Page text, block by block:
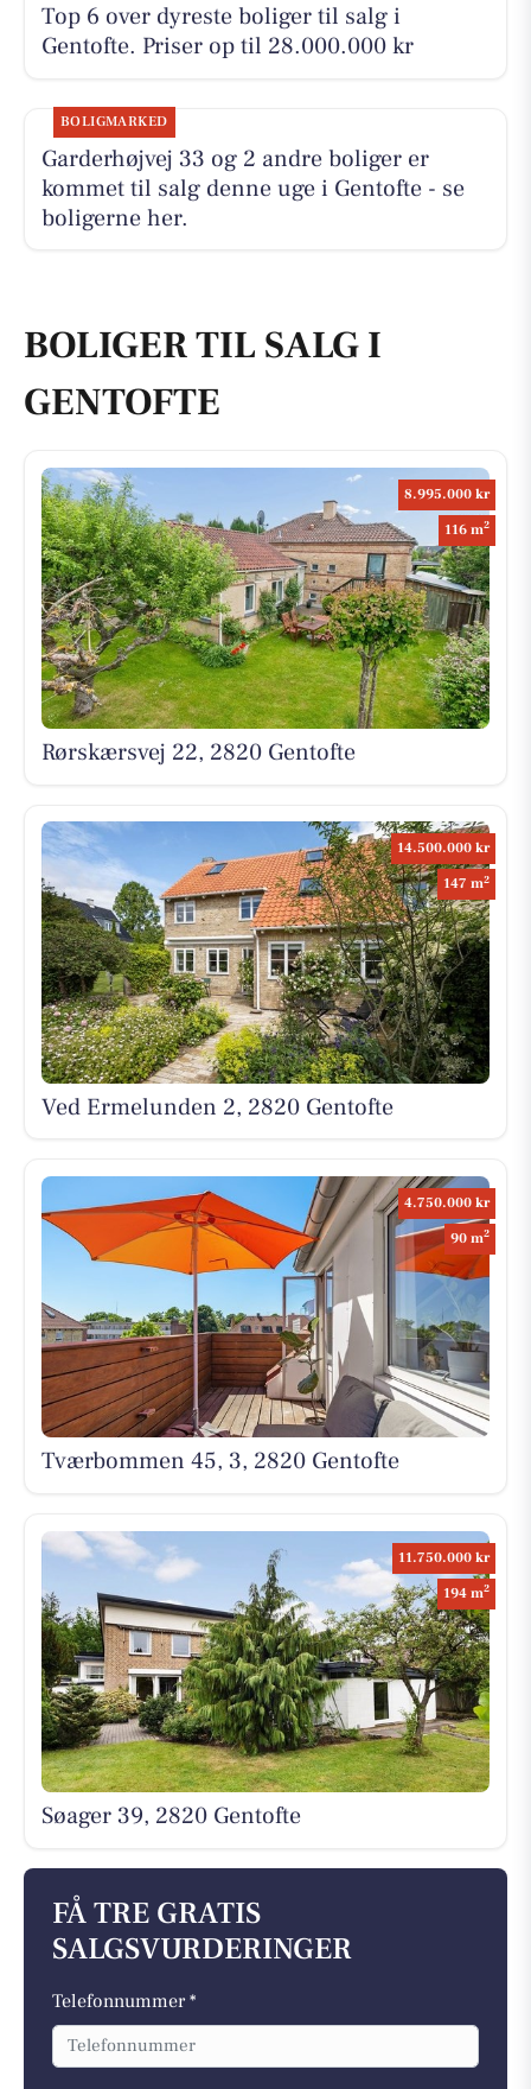
Top 6 over dyreste boliger til salg i
Gentofte. Priser op til 28.000.000 kr
BOLIGMARKED
Garderhøjvej 33 og 2 andre boliger er
kommet til salg denne uge i Gentofte - se
boligerne her.
BOLIGER TIL SALG I
GENTOFTE
8.995.000 kr
116 m2
Rørskærsvej 22, 2820 Gentofte
14.500.000 kr
147 m2
Ved Ermelunden 2, 2820 Gentofte
4.750.000 kr
90 m2
Tværbommen 45, 3, 2820 Gentofte
11.750.000 kr
194 m2
Søager 39, 2820 Gentofte
FÅ TRE GRATIS
SALGSVURDERINGER
Telefonnummer *